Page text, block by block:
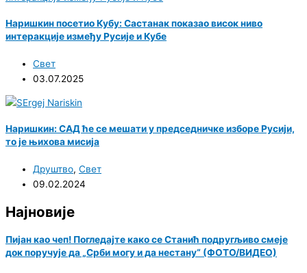
Наришкин посетио Кубу: Састанак показао висок ниво
интеракције између Русије и Кубе
Свет
03.07.2025
Наришкин: САД ће се мешати у председничке изборе Русији,
то је њихова мисија
Друштво, Свет
09.02.2024
Најновије
Пијан као чеп! Погледајте како се Станић подругљиво смеје
док поручује да „Срби могу и да нестану“ (ФОТО/ВИДЕО)